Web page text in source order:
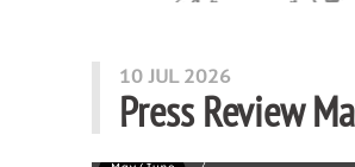
10 JUL 2026
Press Review